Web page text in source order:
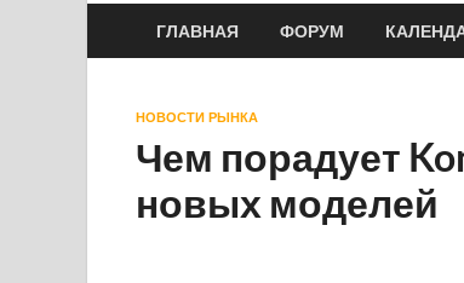
ГЛАВНАЯ ФОРУМ
НОВОСТИ РЫНКА
Чем порадует
новых моделей